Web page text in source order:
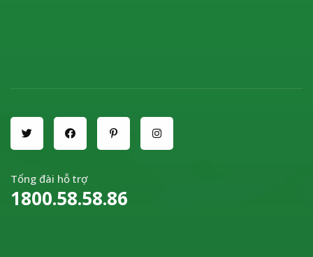
Tổng đài hỗ trợ
1800.58.58.86